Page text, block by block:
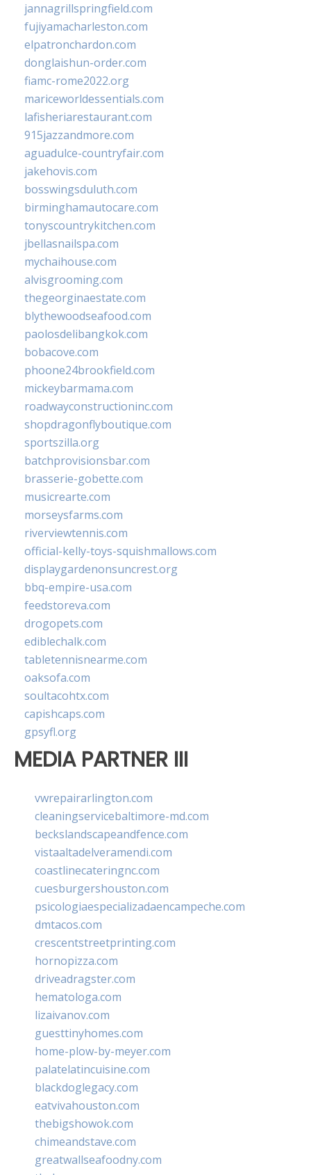
jannagrillspringfield.com
fujiyamacharleston.com
elpatronchardon.com
donglaishun-order.com
fiamc-rome2022.org
mariceworldessentials.com
lafisheriarestaurant.com
915jazzandmore.com
aguadulce-countryfair.com
jakehovis.com
bosswingsduluth.com
birminghamautocare.com
tonyscountrykitchen.com
jbellasnailspa.com
mychaihouse.com
alvisgrooming.com
thegeorginaestate.com
blythewoodseafood.com
paolosdelibangkok.com
bobacove.com
phoone24brookfield.com
mickeybarmama.com
roadwayconstructioninc.com
shopdragonflyboutique.com
sportszilla.org
batchprovisionsbar.com
brasserie-gobette.com
musicrearte.com
morseysfarms.com
riverviewtennis.com
official-kelly-toys-squishmallows.com
displaygardenonsuncrest.org
bbq-empire-usa.com
feedstoreva.com
drogopets.com
ediblechalk.com
tabletennisnearme.com
oaksofa.com
soultacohtx.com
capishcaps.com
gpsyfl.org
MEDIA PARTNER III
vwrepairarlington.com
cleaningservicebaltimore-md.com
beckslandscapeandfence.com
vistaaltadelveramendi.com
coastlinecateringnc.com
cuesburgershouston.com
psicologiaespecializadaencampeche.com
dmtacos.com
crescentstreetprinting.com
hornopizza.com
driveadragster.com
hematologa.com
lizaivanov.com
guesttinyhomes.com
home-plow-by-meyer.com
palatelatincuisine.com
blackdoglegacy.com
eatvivahouston.com
thebigshowok.com
chimeandstave.com
greatwallseafoodny.com